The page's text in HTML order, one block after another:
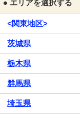
● エリアを選択する
<関東地区>
茨城県
栃木県
群馬県
埼玉県